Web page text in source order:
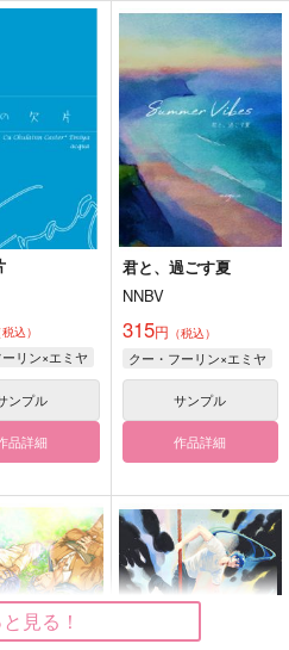
税込）
リン×エミヤ
ンプル
品詳細
君と、過ごす夏
NNBV
315円 （税込）
クー・フーリン×エミヤ
サンプル
作品詳細
見る！